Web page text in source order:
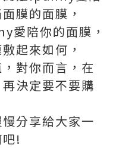
膜的面膜，
愛陪你的面膜，
起來如何，
對你而言，在
決定要不要購
分享給大家一
!